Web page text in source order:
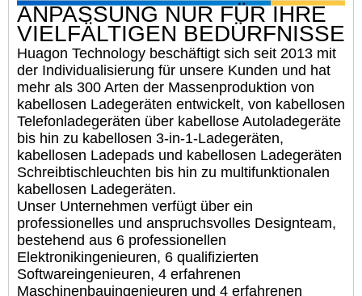
ANPASSUNG NUR FÜR IHRE
VIELFÄLTIGEN BEDÜRFNISSE
Huagon Technology beschäftigt sich seit 2013 mit
der Individualisierung für unsere Kunden und hat
mehr als 300 Arten der Massenproduktion von
kabellosen Ladegeräten entwickelt, von kabellosen
Telefonladegeräten über kabellose Autoladegeräte
bis hin zu kabellosen 3-in-1-Ladegeräten,
kabellosen Ladepads und kabellosen Ladegeräten
Schreibtischleuchten bis hin zu multifunktionalen
kabellosen Ladegeräten.
Unser Unternehmen verfügt über ein
professionelles und anspruchsvolles Designteam,
bestehend aus 6 professionellen
Elektronikingenieuren, 6 qualifizierten
Softwareingenieuren, 4 erfahrenen
Maschinenbauingenieuren und 4 erfahrenen